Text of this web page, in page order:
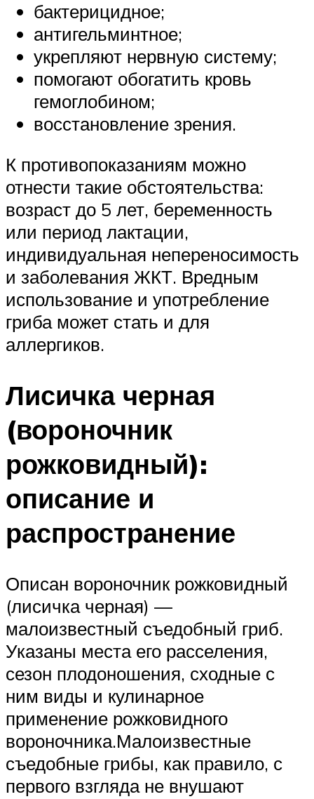
бактерицидное;
антигельминтное;
укрепляют нервную систему;
помогают обогатить кровь
гемоглобином;
восстановление зрения.
К противопоказаниям можно
отнести такие обстоятельства:
возраст до 5 лет, беременность
или период лактации,
индивидуальная непереносимость
и заболевания ЖКТ. Вредным
использование и употребление
гриба может стать и для
аллергиков.
Лисичка черная
(вороночник
рожковидный):
описание и
распространение
Описан вороночник рожковидный
(лисичка черная) —
малоизвестный съедобный гриб.
Указаны места его расселения,
сезон плодоношения, сходные с
ним виды и кулинарное
применение рожковидного
вороночника.Малоизвестные
съедобные грибы, как правило, с
первого взгляда не внушают